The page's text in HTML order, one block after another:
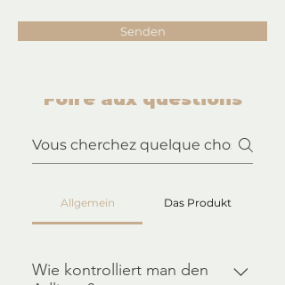
Foire aux questions
Allgemein Das Produkt
Wie kontrolliert man den
Senden